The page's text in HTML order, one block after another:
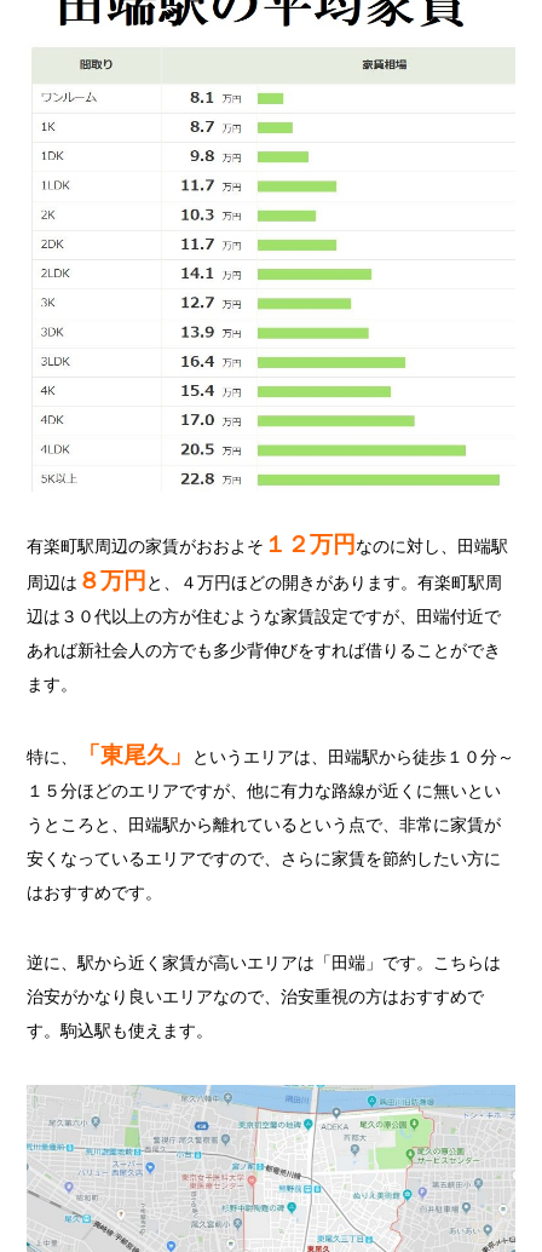
有楽町駅周辺の家賃がおおよそ １２万円 なのに対し、田端駅
周辺は ８万円 と、４万円ほどの開きがあります。有楽町駅周
辺は３０代以上の方が住むような家賃設定ですが、田端付近で
あれば新社会人の方でも多少背伸びをすれば借りることができ
ます。
特に、 「東尾久」
というエリアは、田端駅から徒歩１０分～
１５分ほどのエリアですが、他に有力な路線が近くに無いとい
うところと、田端駅から離れているという点で、非常に家賃が
安くなっているエリアですので、さらに家賃を節約したい方に
はおすすめです。
逆に、駅から近く家賃が高いエリアは「田端」です。こちらは
治安がかなり良いエリアなので、治安重視の方はおすすめで
す。駒込駅も使えます。